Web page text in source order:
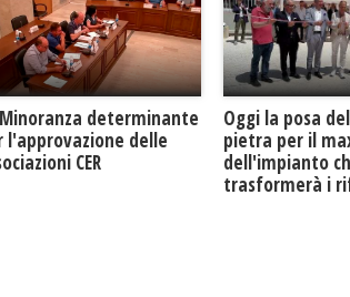
determinante
l'approvazione delle
CER
Oggi la posa
pietra per il
dell'impianto
trasformerà i